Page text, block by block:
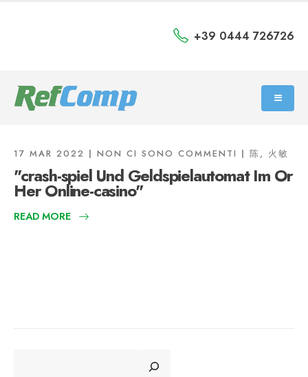
+39 0444 726726
17 MAR 2022 NON CI SONO COMMENTI 陈, 火敏
"crash-spiel Und Geldspielautomat Im Or
Her Online-casino"
READ MORE